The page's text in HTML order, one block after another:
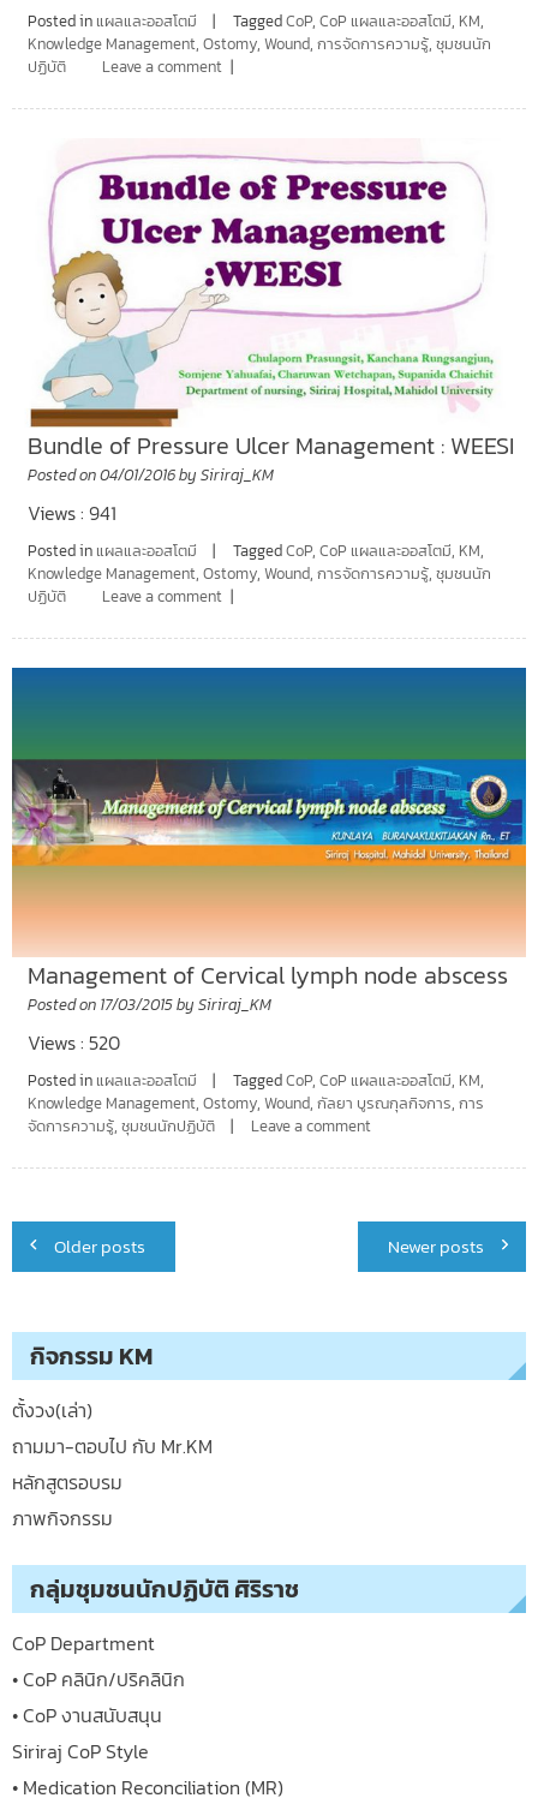
Posted in แผลและออสโตมี TaggedCoP, CoP แผลและออสโตมี, KM,
Knowledge Management, Ostomy, Wound, การจัดการความรู้, ชุมชนนัก
ปฏิบัติ
Leave a comment
Bundle of Pressure Ulcer Management : WEESI
Posted on04/01/2016by Siriraj_KM
Views : 941
Posted in แผลและออสโตมี TaggedCoP, CoP แผลและออสโตมี, KM,
Knowledge Management, Ostomy, Wound, การจัดการความรู้, ชุมชนนัก
ปฏิบัติ
Leave a comment
Management of Cervical lymph node abscess
Posted on 17/03/2015by Siriraj_KM
Views : 520
Posted in แผลและออสโตมี TaggedCoP, CoP แผลและออสโตมี, KM,
Knowledge Management, Ostomy, Wound, กัลยา บูรณกุลกิจการ, การ
จัดการความรู้, ชุมชนนักปฏิบัติ Leave a comment
Posts
navigation
Older posts Newer posts
กิจกรรม KM
ตั้งวง(เล่า)
ถามมา-ตอบไป กับ Mr.KM
หลักสูตรอบรม
ภาพกิจกรรม
กลุ่มชุมชนนักปฏิบัติ ศิริราช
CoP Department
• CoP คลินิก/ปริคลินิก
• CoP งานสนับสนุน
Siriraj CoP Style
• Medication Reconciliation (MR)